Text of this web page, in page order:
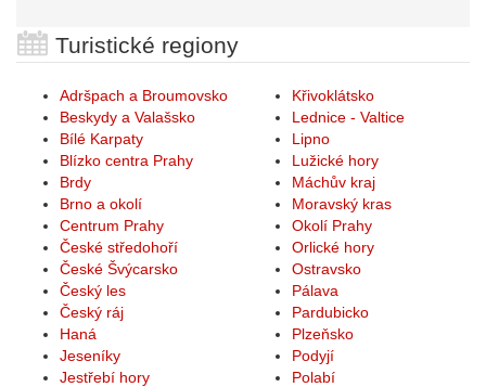
Turistické regiony
Adršpach a Broumovsko
Beskydy a Valašsko
Bílé Karpaty
Blízko centra Prahy
Brdy
Brno a okolí
Centrum Prahy
České středohoří
České Švýcarsko
Český les
Český ráj
Haná
Jeseníky
Jestřebí hory
Křivoklátsko
Lednice - Valtice
Lipno
Lužické hory
Máchův kraj
Moravský kras
Okolí Prahy
Orlické hory
Ostravsko
Pálava
Pardubicko
Plzeňsko
Podyjí
Polabí